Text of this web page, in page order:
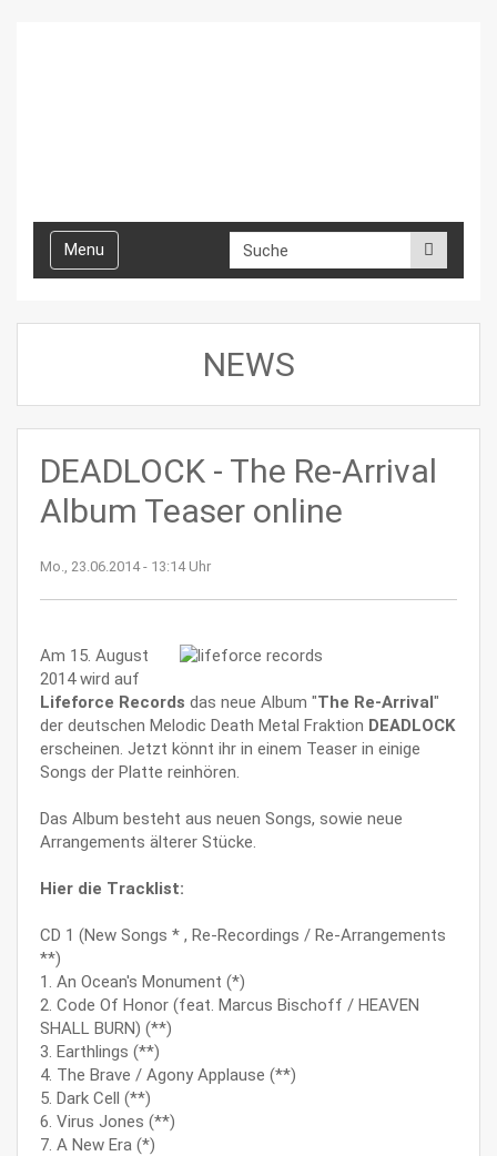
Toggle
navigation
Menu
NEWS
DEADLOCK - The Re-Arrival
Album Teaser online
Mo., 23.06.2014 - 13:14 Uhr
Am 15. August
2014 wird auf
Lifeforce Records das neue Album "The Re-Arrival"
der deutschen Melodic Death Metal Fraktion DEADLOCK
erscheinen. Jetzt könnt ihr in einem Teaser in einige
Songs der Platte reinhören.
Das Album besteht aus neuen Songs, sowie neue
Arrangements älterer Stücke.
Hier die Tracklist:
CD 1 (New Songs * , Re-Recordings / Re-Arrangements
**)
1. An Ocean's Monument (*)
2. Code Of Honor (feat. Marcus Bischoff / HEAVEN
SHALL BURN) (**)
3. Earthlings (**)
4. The Brave / Agony Applause (**)
5. Dark Cell (**)
6. Virus Jones (**)
7. A New Era (*)